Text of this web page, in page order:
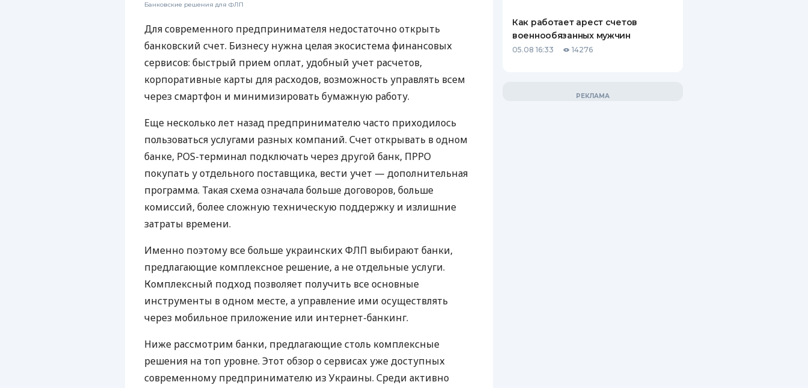
Банковские решения для ФЛП
Для современного предпринимателя недостаточно открыть
банковский счет. Бизнесу нужна целая экосистема финансовых
сервисов: быстрый прием оплат, удобный учет расчетов,
корпоративные карты для расходов, возможность управлять всем
через смартфон и минимизировать бумажную работу.
Еще несколько лет назад предпринимателю часто приходилось
пользоваться услугами разных компаний. Счет открывать в одном
банке, POS-терминал подключать через другой банк, ПРРО
покупать у отдельного поставщика, вести учет — дополнительная
программа. Такая схема означала больше договоров, больше
комиссий, более сложную техническую поддержку и излишние
затраты времени.
Именно поэтому все больше украинских ФЛП выбирают банки,
предлагающие комплексное решение, а не отдельные услуги.
Комплексный подход позволяет получить все основные
инструменты в одном месте, а управление ими осуществлять
через мобильное приложение или интернет-банкинг.
Ниже рассмотрим банки, предлагающие столь комплексные
решения на топ уровне. Этот обзор о сервисах уже доступных
современному предпринимателю из Украины. Среди активно
Как работает арест счетов
военнообязанных мужчин
05.08 16:33 14276